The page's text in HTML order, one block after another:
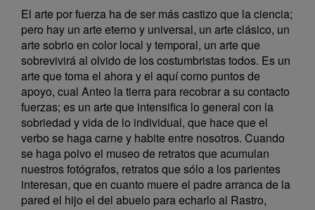
El arte por fuerza ha de ser más castizo que la ciencia;
pero hay un arte eterno y universal, un arte clásico, un
arte sobrio en color local y temporal, un arte que
sobrevivirá al olvido de los costumbristas todos. Es un
arte que toma el ahora y el aquí como puntos de
apoyo, cual Anteo la tierra para recobrar a su contacto
fuerzas; es un arte que intensifica lo general con la
sobriedad y vida de lo individual, que hace que el
verbo se haga carne y habite entre nosotros. Cuando
se haga polvo el museo de retratos que acumulan
nuestros fotógrafos, retratos que sólo a los parientes
interesan, que en cuanto muere el padre arranca de la
pared el hijo el del abuelo para echarlo al Rastro,